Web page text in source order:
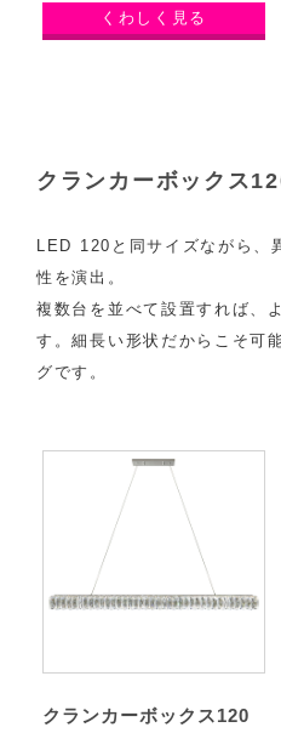
くわしく見る
クランカーボックス
LED 120と同サイズながら、
性を演出。
複数台を並べて設置すれば、
す。細長い形状だからこそ可
グです。
クランカーボックス120